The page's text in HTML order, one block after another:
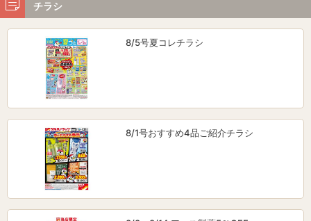
チラシ
8/5号夏コレチラシ
8/1号おすすめ4品ご紹介チラシ